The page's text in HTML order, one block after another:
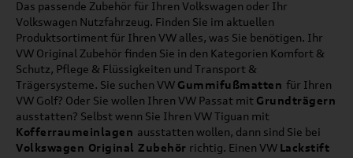
Das passende Zubehör für Ihren Volkswagen oder Ihr
Volkswagen Nutzfahrzeug. Finden Sie im aktuellen
Produktsortiment für Ihren VW alles, was Sie benötigen. Ihr
VW Original Zubehör finden Sie in den Kategorien Komfort &
Schutz, Pflege & Flüssigkeiten und Transport &
Trägersysteme. Sie suchen VW Gummifußmatten für Ihren
VW Golf? Oder Sie wollen Ihren VW Passat mit Grundträgern
ausstatten? Selbst wenn Sie Ihren VW Tiguan mit
Kofferraumeinlagen ausstatten wollen, dann sind Sie bei
Volkswagen Original Zubehör richtig. Einen VW Lackstift